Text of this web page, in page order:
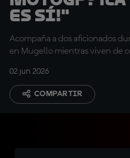
es sí!"
Acompaña a dos aficionados
en Mugello mientras viven de
02 jun 2026
COMPARTIR